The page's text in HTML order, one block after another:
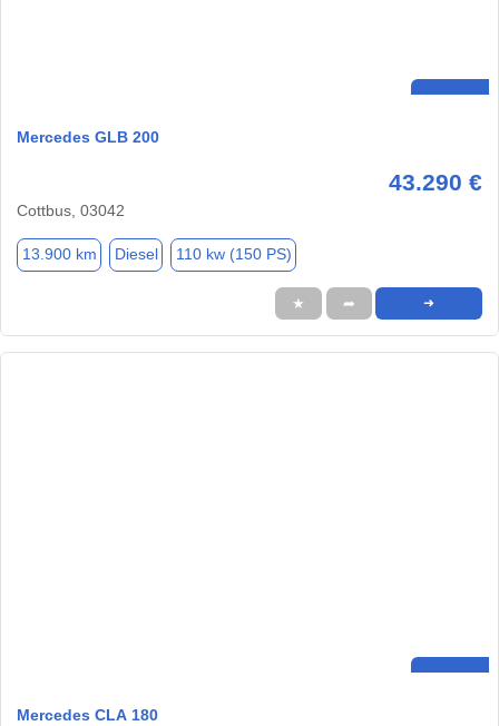
Mercedes GLB 200
43.290 €
Cottbus, 03042
13.900 km Diesel 110 kw (150 PS)
★ ➦ ➜
Mercedes CLA 180